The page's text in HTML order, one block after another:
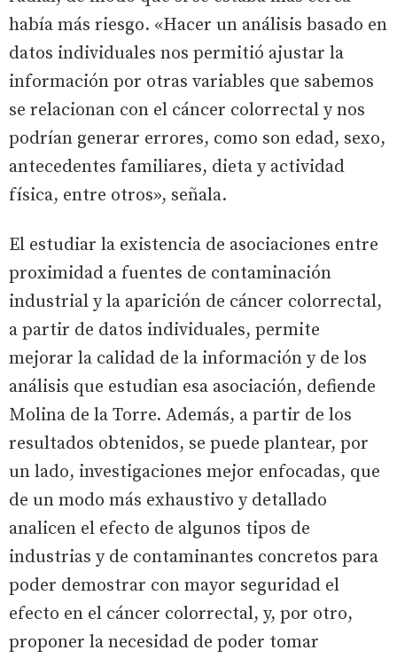
había más riesgo. «Hacer un análisis basado en
datos individuales nos permitió ajustar la
información por otras variables que sabemos
se relacionan con el cáncer colorrectal y nos
podrían generar errores, como son edad, sexo,
antecedentes familiares, dieta y actividad
física, entre otros», señala.
El estudiar la existencia de asociaciones entre
proximidad a fuentes de contaminación
industrial y la aparición de cáncer colorrectal,
a partir de datos individuales, permite
mejorar la calidad de la información y de los
análisis que estudian esa asociación, defiende
Molina de la Torre. Además, a partir de los
resultados obtenidos, se puede plantear, por
un lado, investigaciones mejor enfocadas, que
de un modo más exhaustivo y detallado
analicen el efecto de algunos tipos de
industrias y de contaminantes concretos para
poder demostrar con mayor seguridad el
efecto en el cáncer colorrectal, y, por otro,
proponer la necesidad de poder tomar